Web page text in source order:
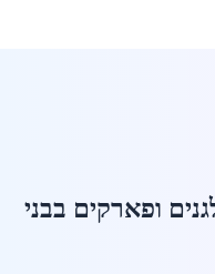
ופארקים בבני